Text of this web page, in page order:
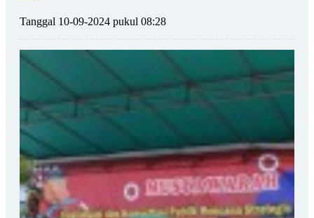
Tanggal 10-09-2024 pukul 08:28